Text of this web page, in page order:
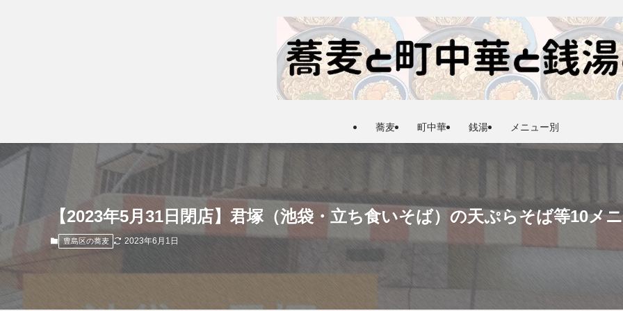
蕎麦 町中華 銭湯 メニュー別
【2023年5月31日閉店】君塚（池袋・立ち食いそば）の天ぷらそば等10メ
豊島区の蕎麦 2023年6月1日